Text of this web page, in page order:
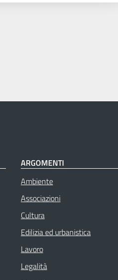
ARGOMENTI
Ambiente
Associazioni
Cultura
Edilizia ed urbanistica
Lavoro
Legalità